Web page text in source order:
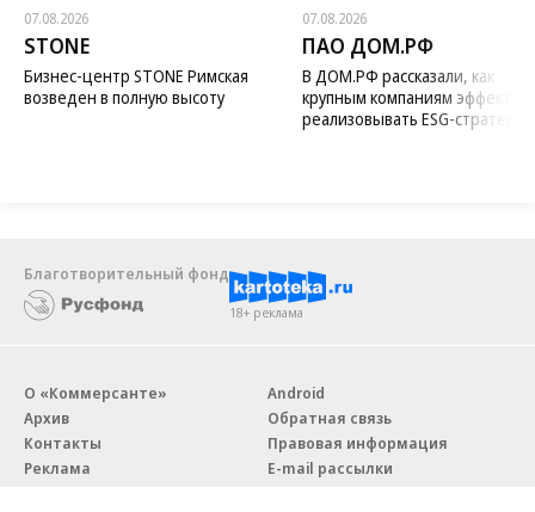
07.08.2026
STONE
Бизнес-центр STONE Римская
возведен в полную высоту
07.08.2026
ПАО ДОМ.РФ
В ДОМ.РФ рассказали, как
крупным компаниям
реализовывать ESG-стратегию
Благотворительный фонд
18+ реклама
О «Коммерсанте»
Архив
Контакты
Реклама
Android
Обратная связь
Правовая информация
E-mail рассылки